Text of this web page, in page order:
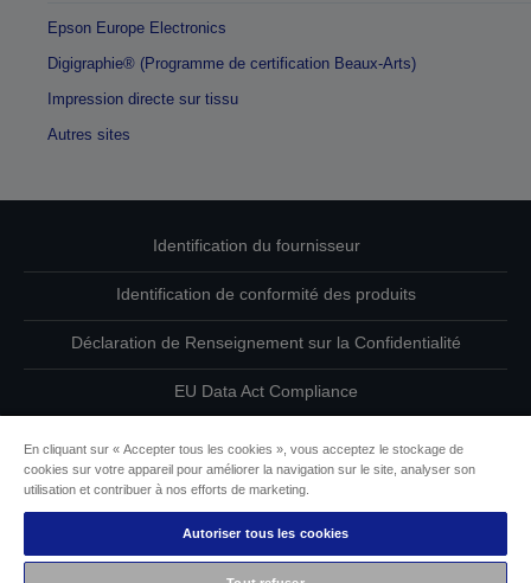
Epson Europe Electronics
Digigraphie® (Programme de certification Beaux-Arts)
Impression directe sur tissu
Autres sites
Identification du fournisseur
Identification de conformité des produits
Déclaration de Renseignement sur la Confidentialité
EU Data Act Compliance
Informations sur les cookies
L’engagement d’Epson pour l’accessibilité
En cliquant sur « Accepter tous les cookies », vous acceptez le stockage de
cookies sur votre appareil pour améliorer la navigation sur le site, analyser son
utilisation et contribuer à nos efforts de marketing.
Autoriser tous les cookies